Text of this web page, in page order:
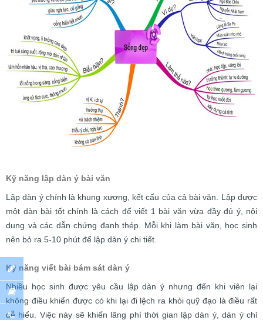
Kỹ năng lập dàn ý bài văn
Lâp dàn ý chính là khung xương, kết cấu của cả bài văn. Lập được
một dàn bài tốt chính là cách để viết 1 bài văn vừa đầy đủ ý, nội
dung và các dẫn chứng đanh thép. Mỗi khi làm bài văn, học sinh
nên bỏ ra 5-10 phút để lập dàn ý chi tiết.
Kỹ năng viết bài bám sát dàn ý
Nhiều học sinh được yêu cầu lập dàn ý nhưng đến khi viên lại
không điều khiển được có khi lại đi lệch ra khỏi quỹ đạo là điều rất
dễ hiểu. Việc này sẽ khiến lãng phí thời gian lập dàn ý, dàn ý chỉ